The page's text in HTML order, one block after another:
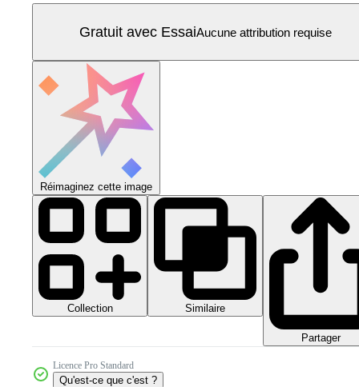
Gratuit avec EssaiAucune attribution requise
Réimaginez cette image
Collection Similaire
Partager
Licence Pro Standard
Qu'est-ce que c'est ?